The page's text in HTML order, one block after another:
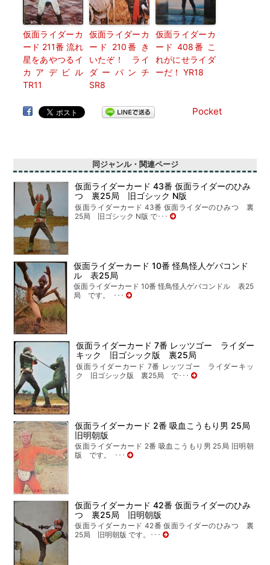
仮面ライダーカ
ード 211番 流れ
星をあやつるイ
カアデビル
TR11
仮面ライダーカ
ード 210番 き
いたぞ！ ライ
ダーパンチ
SR8
仮面ライダーカ
ード 408番 こ
れがにせライダ
ーだ！ YR18
Pocket
同ジャンル・関連ページ
仮面ライダーカード 43番 仮面ライダーのひみ
つ 裏25局 旧ゴシック N版
仮面ライダーカード 43番 仮面ライダーのひみつ 裏
25局 旧ゴシック N版 で･･･
仮面ライダーカード 10番 怪鳥怪人ゲバコンド
ル 表25局
仮面ライダーカード 10番 怪鳥怪人ゲバコンドル 表25
局 です。 ･･･
仮面ライダーカード 7番 レッツゴー ライダー
キック 旧ゴシック版 裏25局
仮面ライダーカード 7番 レッツゴー ライダーキッ
ク 旧ゴシック版 裏25局 で･･･
仮面ライダーカード 2番 吸血こうもり男 25局
旧明朝版
仮面ライダーカード 2番 吸血こうもり男 25局 旧明朝
版 です。 ･･･
仮面ライダーカード 42番 仮面ライダーのひみ
つ 裏25局 旧明朝版
仮面ライダーカード 42番 仮面ライダーのひみつ 裏
25局 旧明朝版 です。･･･